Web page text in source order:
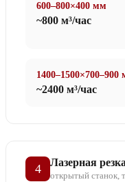
600–800×400 мм
~800 м³/час
1400–1500×700–900
~2400 м³/час
4 Лазерная
открытый станок,